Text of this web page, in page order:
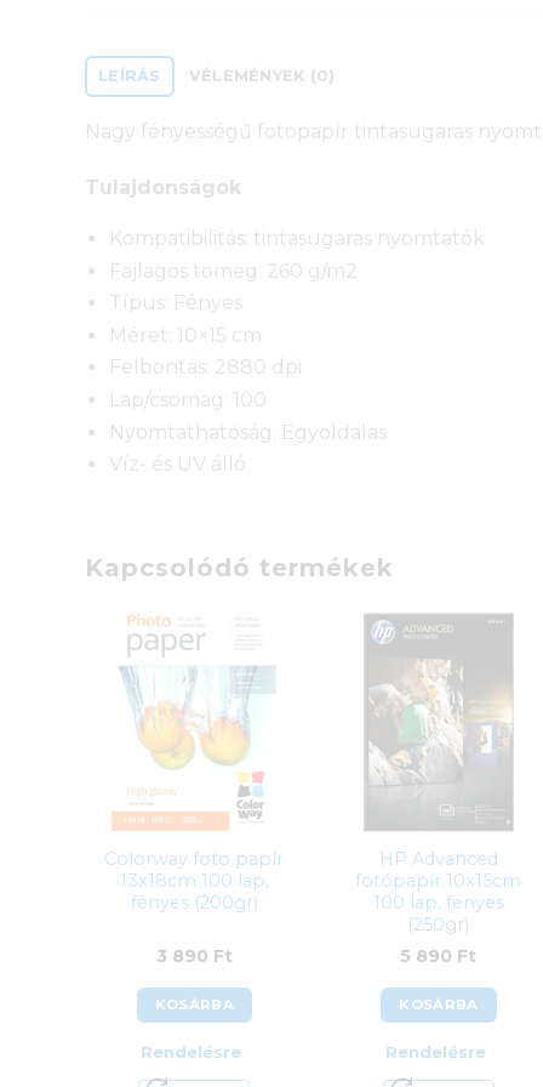
LEÍRÁS VÉLEMÉNYEK (0)
Nagy fényességű fotopapír tintasugaras
Tulajdonságok
Kompatibilitás: tintasugaras nyomtatók
Fajlagos tömeg: 260 g/m2
Típus: Fényes
Méret: 10×15 cm
Felbontás: 2880 dpi
Lap/csomag: 100
Nyomtathatóság: Egyoldalas
Víz- és UV álló
Kapcsolódó termékek
Colorway foto papír
13x18cm 100 lap,
fényes (200gr)
3 890 Ft
KOSÁRBA
Rendelésre
HP Advanced
fotópapír 10x15cm
100 lap, fényes
(250gr)
5 890 Ft
KOSÁRBA
Rendelésre